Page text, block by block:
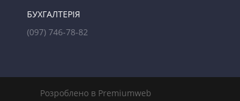
БУХГАЛТЕРІЯ
(097) 746-78-82
Розроблено в Premiumweb